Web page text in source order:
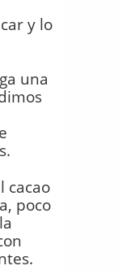
y lo
una
cacao
poco